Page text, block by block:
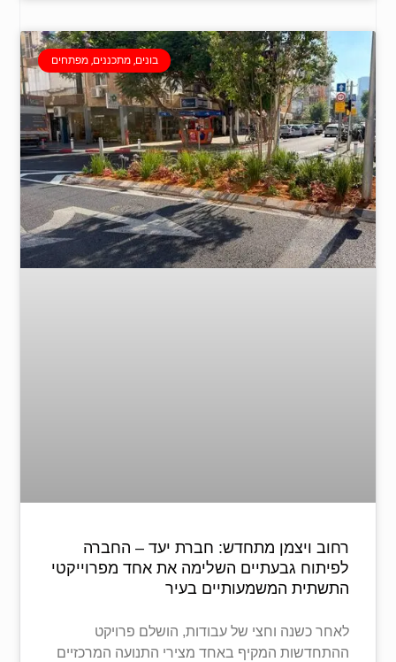
בונים, מתכננים, מפתחים
רחוב ויצמן מתחדש: חברת יעד – החברה
לפיתוח גבעתיים השלימה את אחד מפרוייקטי
התשתית המשמעותיים בעיר
לאחר כשנה וחצי של עבודות, הושלם פרויקט
ההתחדשות המקיף באחד מצירי התנועה המרכזיים